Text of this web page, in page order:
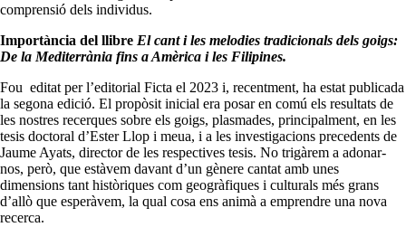
comprensió dels individus.
Importància del llibre El cant i les melodies tradicionals dels goigs:
De la Mediterrània fins a Amèrica i les Filipines.
Fou editat per l’editorial Ficta el 2023 i, recentment, ha estat publicada
la segona edició. El propòsit inicial era posar en comú els resultats de
les nostres recerques sobre els goigs, plasmades, principalment, en les
tesis doctoral d’Ester Llop i meua, i a les investigacions precedents de
Jaume Ayats, director de les respectives tesis. No trigàrem a adonar-
nos, però, que estàvem davant d’un gènere cantat amb unes
dimensions tant històriques com geogràfiques i culturals més grans
d’allò que esperàvem, la qual cosa ens animà a emprendre una nova
recerca.